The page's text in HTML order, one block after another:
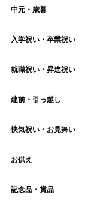
中元・歳暮
入学祝い・卒業祝い
就職祝い・昇進祝い
建前・引っ越し
快気祝い・お見舞い
お供え
記念品・賞品